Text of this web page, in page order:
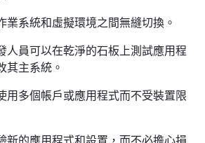
業系統和虛擬環境之間無縫切換。
人員可以在乾淨的石板上測試應用程
其主系統。
用多個帳戶或應用程式而不受裝置限